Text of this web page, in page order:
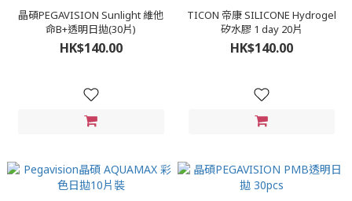
晶碩PEGAVISION Sunlight 維他
命B+透明日拋(30片)
HK$140.00
TICON 帝康 SILICONE Hydrogel
矽水膠 1 day 20片
HK$140.00